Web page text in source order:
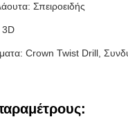
Σπειροειδής
3D
Crown Twist Drill,